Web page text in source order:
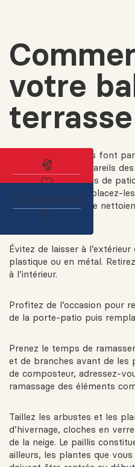
votre
Plusieurs opérations font
mobilier et vos appareils
le mobilier et articles de
réparez-les ou remplacez-
meubles de jardin se
savonneuse.
Évitez de laisser à
plastique ou en métal.
à l’intérieur.
Profitez de l’occasion pour
de la porte-patio puis
Prenez le temps de
et de branches avant de les
de composteur, adressez-
ramassage des éléments
Taillez les arbustes et les
d’hivernage, cloches en
de la neige. Le paillis
ailleurs, les plantes que
Abonnez-
View more